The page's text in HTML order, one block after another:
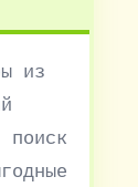
из
поиск